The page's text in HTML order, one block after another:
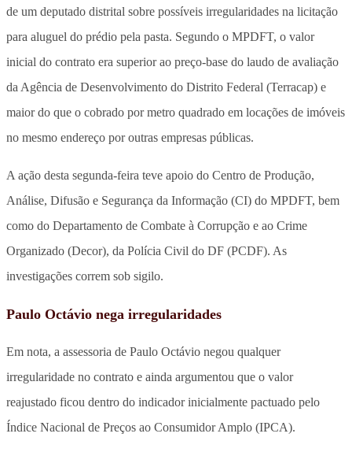
de um deputado distrital sobre possíveis irregularidades na licitação
para aluguel do prédio pela pasta. Segundo o MPDFT, o valor
inicial do contrato era superior ao preço-base do laudo de avaliação
da Agência de Desenvolvimento do Distrito Federal (Terracap) e
maior do que o cobrado por metro quadrado em locações de imóveis
no mesmo endereço por outras empresas públicas.
A ação desta segunda-feira teve apoio do Centro de Produção,
Análise, Difusão e Segurança da Informação (CI) do MPDFT, bem
como do Departamento de Combate à Corrupção e ao Crime
Organizado (Decor), da Polícia Civil do DF (PCDF). As
investigações correm sob sigilo.
Paulo Octávio nega irregularidades
Em nota, a assessoria de Paulo Octávio negou qualquer
irregularidade no contrato e ainda argumentou que o valor
reajustado ficou dentro do indicador inicialmente pactuado pelo
Índice Nacional de Preços ao Consumidor Amplo (IPCA).